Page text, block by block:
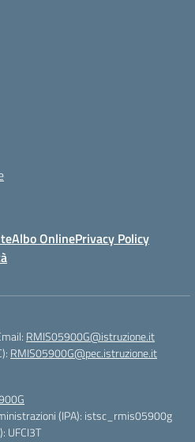
Albo OnlinePrivacy Policy
RMIS05900G@istruzione.it
RMIS05900G@pec.istruzione.it
(IPA): istsc_rmis05900g
UFCI3T